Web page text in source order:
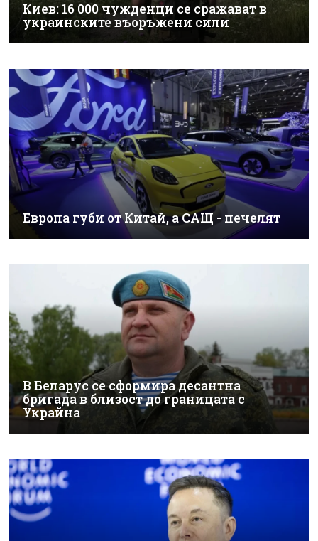
Киев: 16 000 чужденци се сражават в
украинските въоръжени сили
Европа губи от Китай, а САЩ - печелят
В Беларус се сформира десантна
бригада в близост до границата с
Украйна